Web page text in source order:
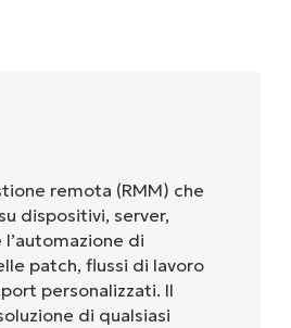
remota (RMM) che
dispositivi, server,
di
patch, flussi di lavoro
personalizzati. Il
di qualsiasi